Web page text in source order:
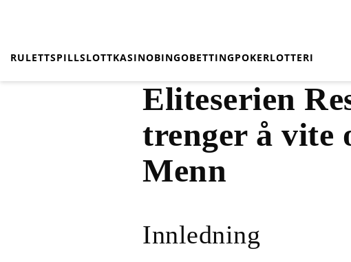
RULETTSPILLSLOTTKASINOBINGOBETTINGPOKERLOTTERI
Eliteserien
trenger å vite
Menn
Innledning